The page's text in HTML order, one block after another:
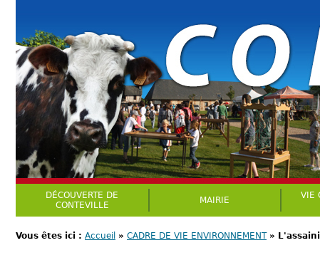
Vous êtes ici : Accueil » CADRE DE VIE ENVIRONNEMENT»
DÉCOUVERTE DE
CONTEVILLE
MAIRIE
VIE